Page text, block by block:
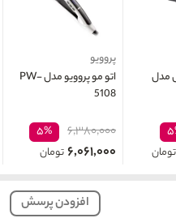
مدل
تومان
پروویو
اتو مو پروویو مدل PW-
5108
۶,۳۸۰,۰۰۰ ۵%
۶,۰۶۱,۰۰۰تومان
افزودن پرسش